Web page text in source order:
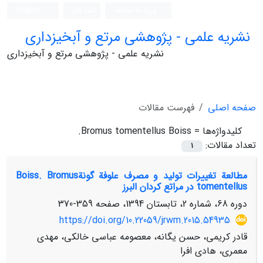
نشریه علمی - پژوهشی مرتع و آبخیزداری
نشریه علمی - پژوهشی مرتع و آبخیزداری
صفحه اصلی
فهرست مقالات
کلیدواژه‌ها = Bromus tomentellus Boiss.
تعداد مقالات:
1
مطالعة تغییرات تولید و مصرف علوفة گونةBoiss. Bromus
tomentellus در مراتع کردان البرز
دوره 68، شماره 2، تابستان 1394، صفحه
359-370
https://doi.org/10.22059/jrwm.2015.54935
قادر کریمی، حسن یگانه، معصومه عباسی خالکی، مهدی
معمری، هادی افرا